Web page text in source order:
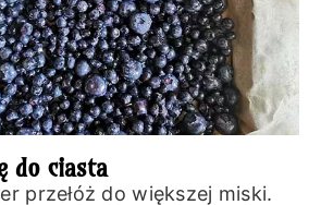
do ciasta
przełóż do większej miski.